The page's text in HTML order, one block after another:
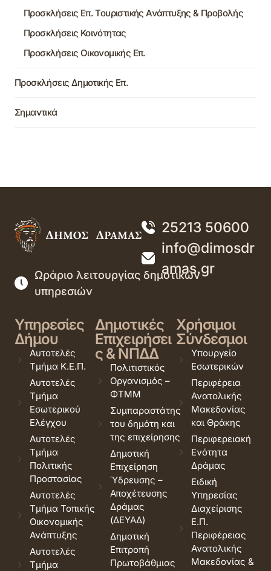
Προσκλήσεις Επ. Τουριστικής Ανάπτυξης & Προβολής
Προσκλήσεις Κοινότητας
Προσκλήσεις Οικονομικής Επ.
Προσκλήσεις Δημοτικής Επ.
Σημαντικά
25213 50600
info@dimosdr
amas.gr
Ωράριο λειτουργίας δημοτικών
υπηρεσιών
Υπηρεσίες
Δήμου
Αυτοτελές
Τμήμα Κ.Ε.Π.
Αυτοτελές
Τμήμα
Εσωτερικού
Ελέγχου
Αυτοτελές
Τμήμα
Πολιτικής
Προστασίας
Αυτοτελές
Τμήμα Τοπικής
Οικονομικής
Ανάπτυξης
Αυτοτελές
Τμήμα
Δημοτικές
Επιχειρήσει
ς & ΝΠΔΔ
Πολιτιστικός
Οργανισμός –
ΦΤΜΜ
Συμπαραστάτης
του δημότη και
της επιχείρησης
Δημοτική
Επιχείρηση
Ύδρευσης –
Αποχέτευσης
Δράμας
(ΔΕΥΑΔ)
Δημοτική
Επιτροπή
Πρωτοβάθμιας
Χρήσιμοι
Σύνδεσμοι
Υπουργείο
Εσωτερικών
Περιφέρεια
Ανατολικής
Μακεδονίας
και Θράκης
Περιφερειακή
Ενότητα
Δράμας
Ειδική
Υπηρεσίας
Διαχείρισης
Ε.Π.
Περιφέρειας
Ανατολικής
Μακεδονίας &